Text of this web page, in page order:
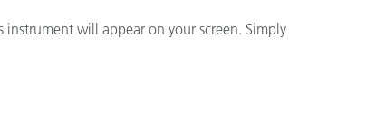
instrument will appear on your screen. Simply